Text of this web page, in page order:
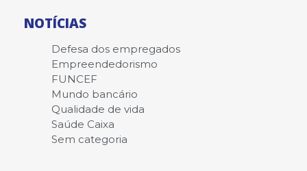
NOTÍCIAS
Defesa dos empregados
Empreendedorismo
FUNCEF
Mundo bancário
Qualidade de vida
Saúde Caixa
Sem categoria